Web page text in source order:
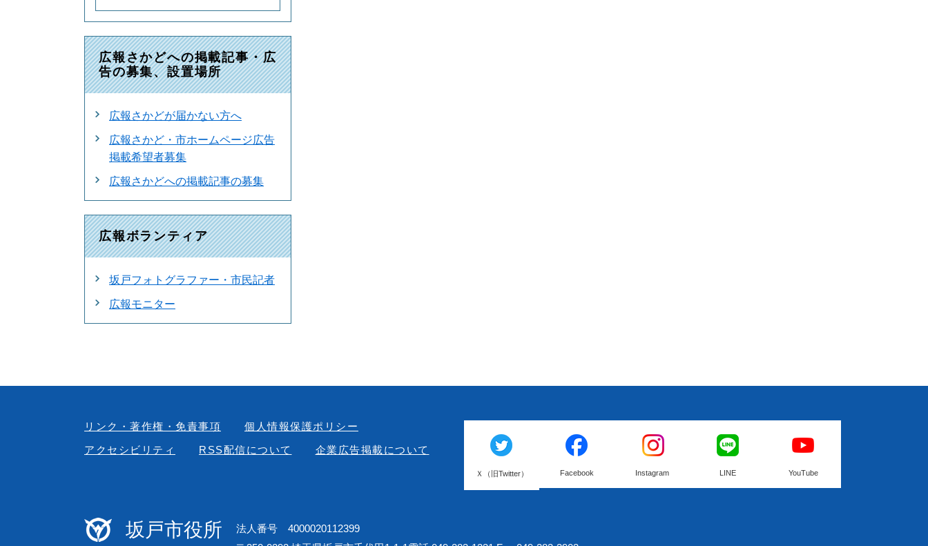
広報さかどへの掲載記事・広
告の募集、設置場所
広報さかどが届かない方へ
広報さかど・市ホームページ広告
掲載希望者募集
広報さかどへの掲載記事の募集
広報ボランティア
坂戸フォトグラファー・市民記者
広報モニター
リンク・著作権・免責事項
個人情報保護ポリシー
アクセシビリティ
RSS配信について 企業広告掲載について
Ｘ（旧Twitter） Facebook Instagram LINE YouTube
坂戸市役所
法人番号 4000020112399